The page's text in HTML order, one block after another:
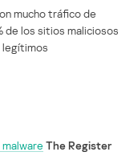
mucho tráfico de
de los sitios maliciosos
legítimos
The Register